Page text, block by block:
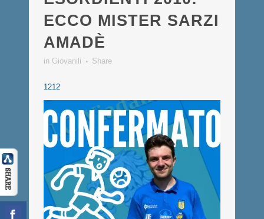
ECCO MISTER SARZI
AMADÈ
in Giovanili Share
1212